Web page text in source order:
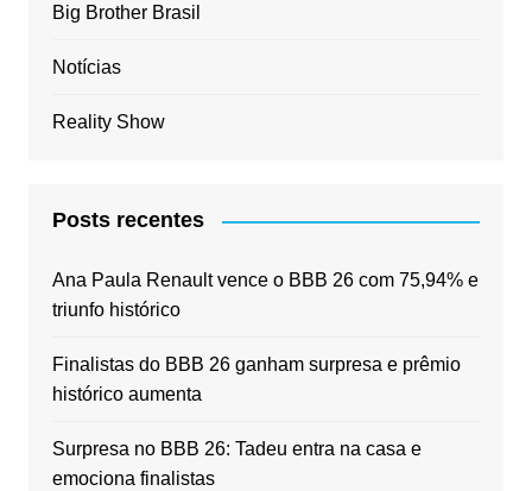
Big Brother Brasil
Notícias
Reality Show
Posts recentes
Ana Paula Renault vence o BBB 26 com 75,94% e
triunfo histórico
Finalistas do BBB 26 ganham surpresa e prêmio
histórico aumenta
Surpresa no BBB 26: Tadeu entra na casa e
emociona finalistas